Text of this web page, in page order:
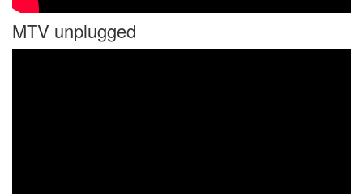
MTV unplugged